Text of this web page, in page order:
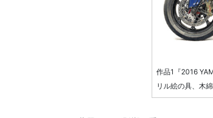
作品1『2016
リル絵の具、木